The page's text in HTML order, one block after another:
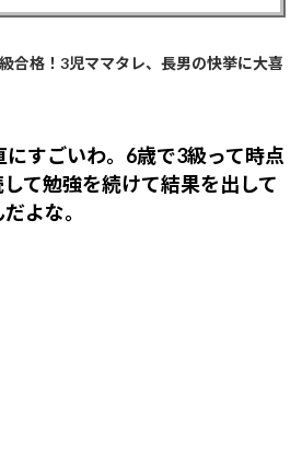
合格！3児ママタレ、長男の快挙に大喜
すごいわ。6歳で3級って時点
て勉強を続けて結果を出して
よな。